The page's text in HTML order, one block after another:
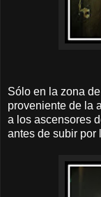
Sólo en la zona
proveniente de la
a los ascensores
antes de subir por